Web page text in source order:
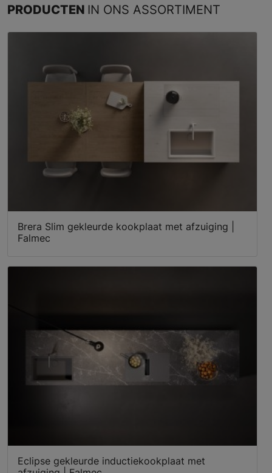
PRODUCTEN IN ONS ASSORTIMENT
Brera Slim gekleurde kookplaat met afzuiging |
Falmec
Eclipse gekleurde inductiekookplaat met